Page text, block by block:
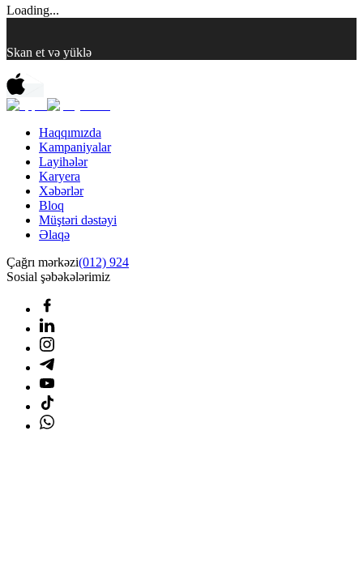
Loading...
Skan et və yüklə
Haqqımızda
Kampaniyalar
Layihələr
Karyera
Xəbərlər
Bloq
Müştəri dəstəyi
Əlaqə
Çağrı mərkəzi(012) 924
Sosial şəbəkələrimiz